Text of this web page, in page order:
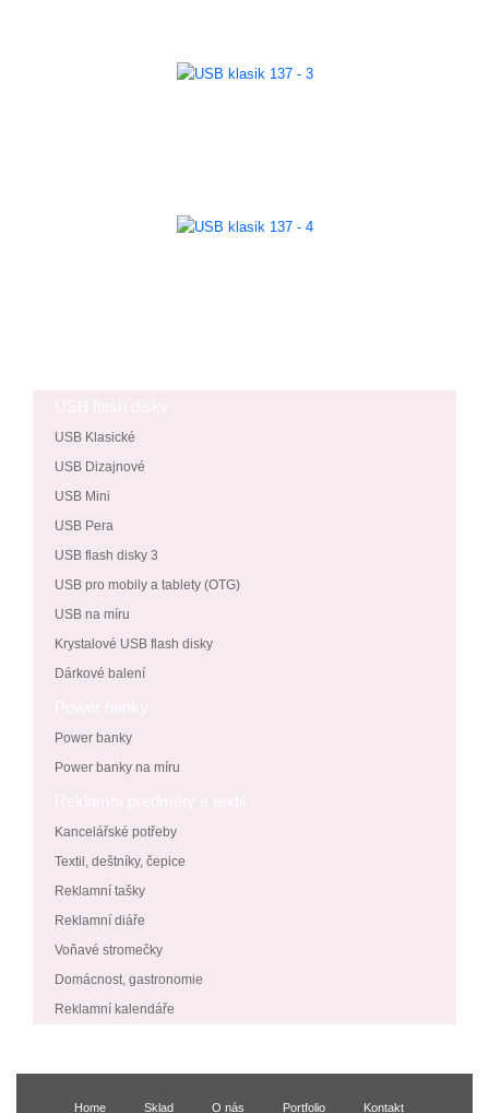
USB Klasické
USB Dizajnové
USB Mini
USB Pera
USB flash disky 3
USB pro mobily a tablety (OTG)
USB na míru
Krystalové USB flash disky
Dárkové balení
Power banky
Power banky na míru
Kancelářské potřeby
Textil, deštníky, čepice
Reklamní tašky
Reklamní diáře
Voňavé stromečky
Domácnost, gastronomie
Reklamní kalendáře
Home Sklad O nás Portfolio Kontakt